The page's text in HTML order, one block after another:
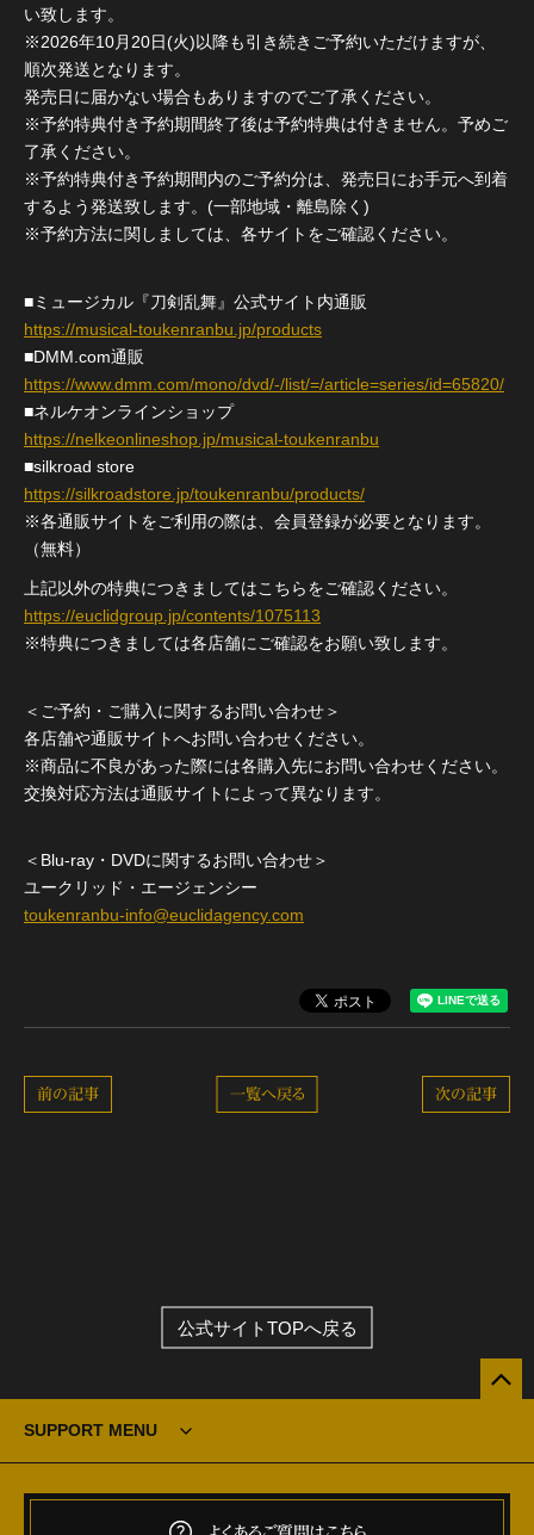
い致します。
※2026年10月20日(火)以降も引き続きご予約いただけますが、
順次発送となります。
発売日に届かない場合もありますのでご了承ください。
※予約特典付き予約期間終了後は予約特典は付きません。予めご
了承ください。
※予約特典付き予約期間内のご予約分は、発売日にお手元へ到着
するよう発送致します。(一部地域・離島除く)
※予約方法に関しましては、各サイトをご確認ください。
■ミュージカル『刀剣乱舞』公式サイト内通販
https://musical-toukenranbu.jp/products
■DMM.com通販
https://www.dmm.com/mono/dvd/-/list/=/article=series/id=65820/
■ネルケオンラインショップ
https://nelkeonlineshop.jp/musical-toukenranbu
■silkroad store
https://silkroadstore.jp/toukenranbu/products/
※各通販サイトをご利用の際は、会員登録が必要となります。
（無料）
上記以外の特典につきましてはこちらをご確認ください。
https://euclidgroup.jp/contents/1075113
※特典につきましては各店舗にご確認をお願い致します。
＜ご予約・ご購入に関するお問い合わせ＞
各店舗や通販サイトへお問い合わせください。
※商品に不良があった際には各購入先にお問い合わせください。
交換対応方法は通販サイトによって異なります。
＜Blu-ray・DVDに関するお問い合わせ＞
ユークリッド・エージェンシー
toukenranbu-info@euclidagency.com
次の記事
一覧へ戻る
前の記事
公式サイトTOPへ戻る
SUPPORT MENU